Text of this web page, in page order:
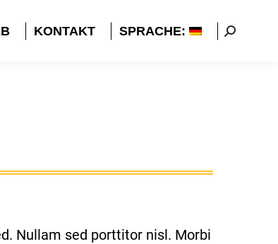
KONTAKT SPRACHE: Search:
Nullam sed porttitor nisl. Morbi